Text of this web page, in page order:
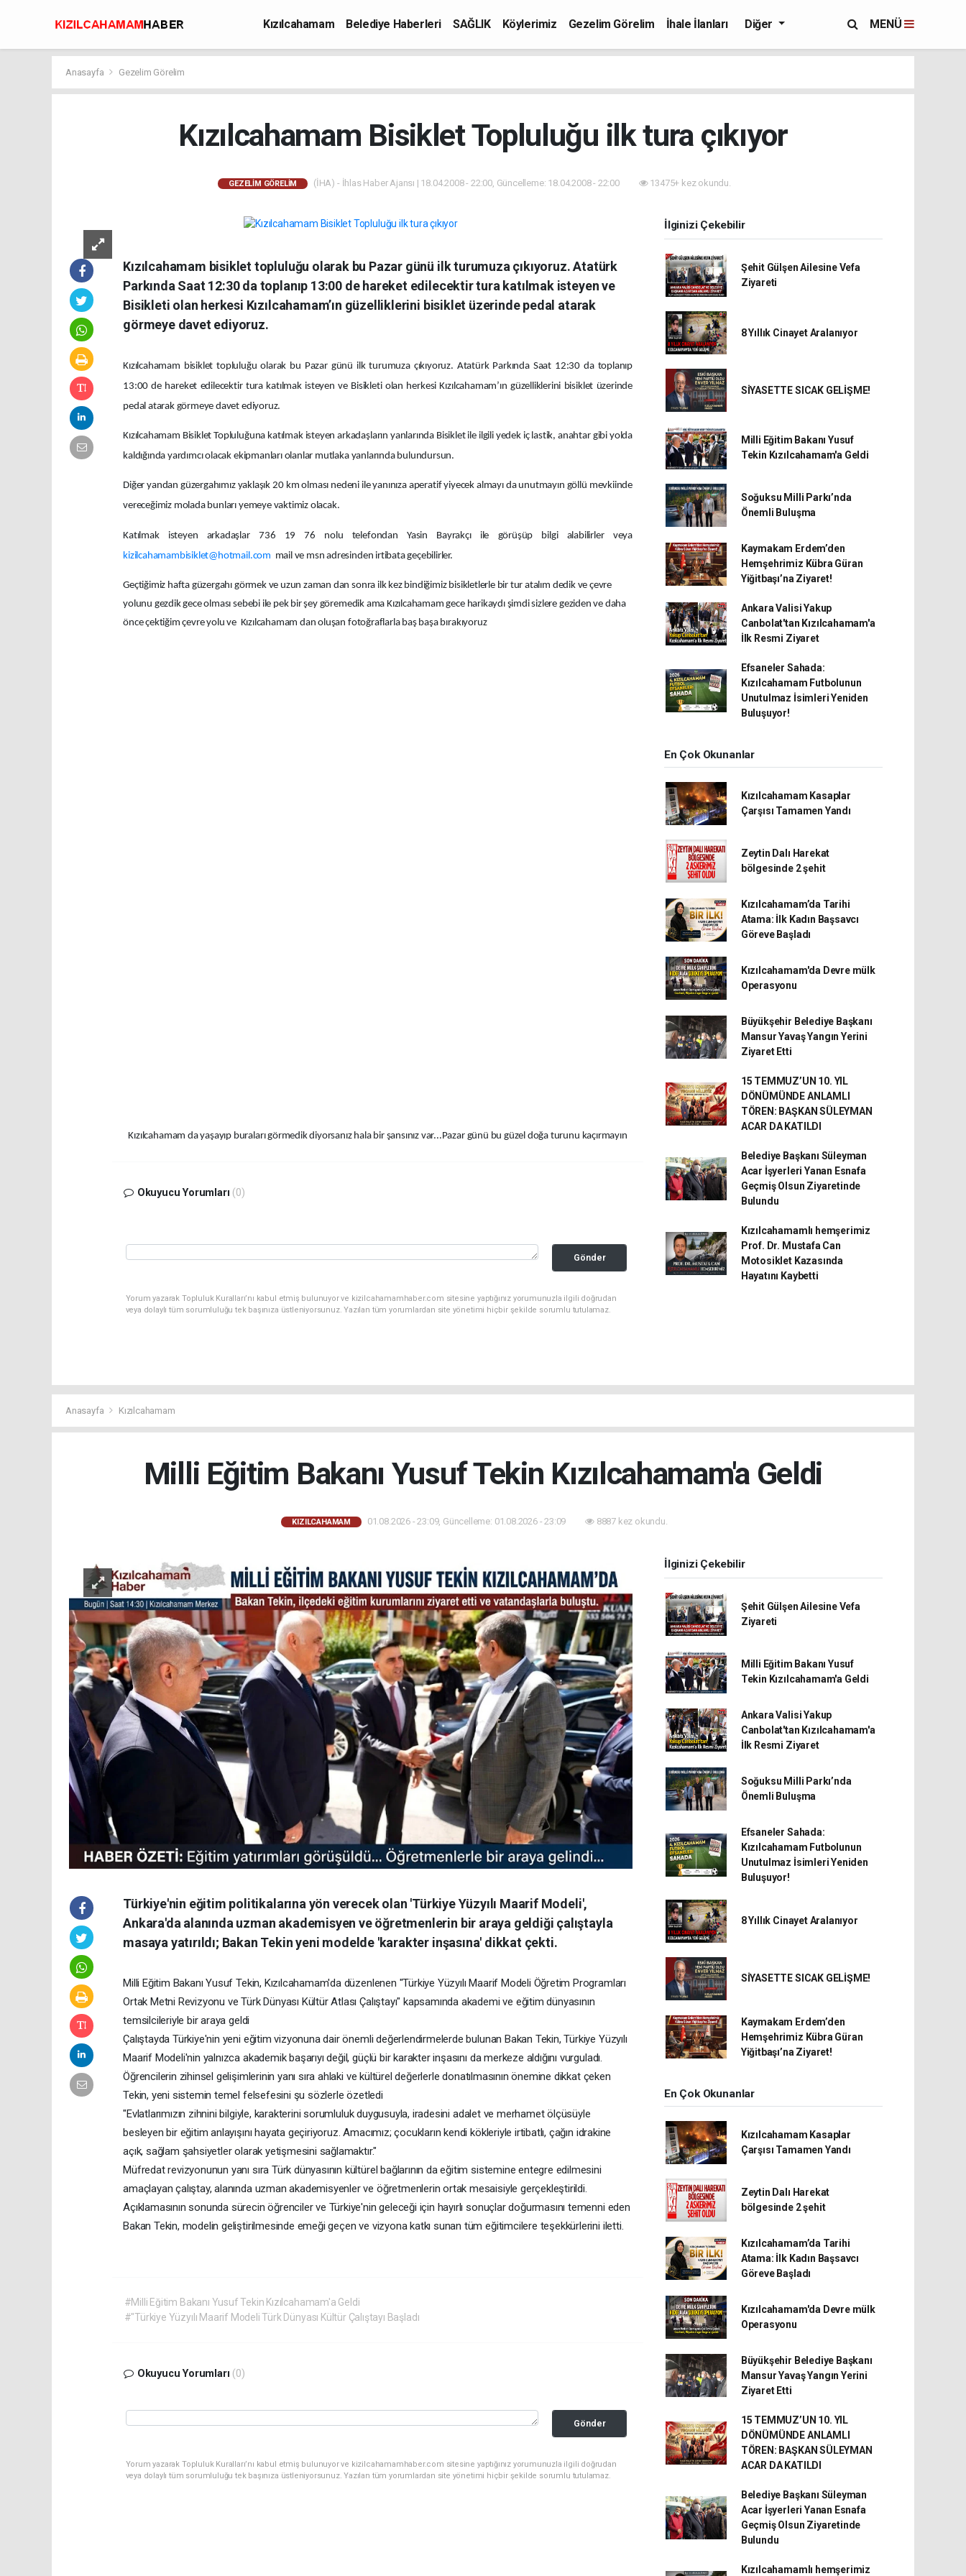
Kızılcahamam Belediye Haberleri SAĞLIK Köylerimiz Gezelim Görelim
İhale İlanları
Diğer MENÜ
Anasayfa Gezelim Görelim
Kızılcahamam Bisiklet Topluluğu ilk tura çıkıyor
GEZELIM GÖRELIM (İHA) - İhlas Haber Ajansı | 18.04.2008 - 22:00, Güncelleme: 18.04.2008 - 22:00 13475+ kez okundu.
Kızılcahamam bisiklet topluluğu olarak bu Pazar günü ilk turumuza çıkıyoruz. Atatürk
Parkında Saat 12:30 da toplanıp 13:00 de hareket edilecektir tura katılmak isteyen ve
Bisikleti olan herkesi Kızılcahamam’ın güzelliklerini bisiklet üzerinde pedal atarak
görmeye davet ediyoruz.
Kızılcahamam bisiklet topluluğu olarak bu Pazar günü ilk turumuza çıkıyoruz. Atatürk Parkında Saat 12:30 da toplanıp
13:00 de hareket edilecektir tura katılmak isteyen ve Bisikleti olan herkesi Kızılcahamam’ın güzelliklerini bisiklet üzerinde
pedal atarak görmeye davet ediyoruz.
Kızılcahamam Bisiklet Topluluğuna katılmak isteyen arkadaşların yanlarında Bisiklet ile ilgili yedek iç lastik, anahtar gibi yolda
kaldığında yardımcı olacak ekipmanları olanlar mutlaka yanlarında bulundursun.
Diğer yandan güzergahımız yaklaşık 20 km olması nedeni ile yanınıza aperatif yiyecek almayı da unutmayın göllü mevkiinde
vereceğimiz molada bunları yemeye vaktimiz olacak.
Katılmak isteyen arkadaşlar 736 19 76 nolu telefondan Yasin Bayrakçı ile görüşüp bilgi alabilirler veya
kizilcahamambisiklet@hotmail.com mail ve msn adresinden irtibata geçebilirler.
Geçtiğimiz hafta güzergahı görmek ve uzun zaman dan sonra ilk kez bindiğimiz bisikletlerle bir tur atalım dedik ve çevre
yolunu gezdik gece olması sebebi ile pek bir şey göremedik ama Kızılcahamam gece harikaydı şimdi sizlere geziden ve daha
önce çektiğim çevre yolu ve Kızılcahamam dan oluşan fotoğraflarla baş başa bırakıyoruz
Kızılcahamam da yaşayıp buraları görmedik diyorsanız hala bir şansınız var...Pazar günü bu güzel doğa turunu kaçırmayın
Okuyucu Yorumları (0)
Gönder
Yorum yazarak Topluluk Kuralları’nı kabul etmiş bulunuyor ve kizilcahamamhaber.com sitesine yaptığınız yorumunuzla ilgili doğrudan
veya dolaylı tüm sorumluluğu tek başınıza üstleniyorsunuz. Yazılan tüm yorumlardan site yönetimi hiçbir şekilde sorumlu tutulamaz.
İlginizi Çekebilir
Şehit Gülşen Ailesine Vefa
Ziyareti
8 Yıllık Cinayet Aralanıyor
SİYASETTE SICAK GELİŞME!
Milli Eğitim Bakanı Yusuf
Tekin Kızılcahamam'a Geldi
Soğuksu Milli Parkı’nda
Önemli Buluşma
Kaymakam Erdem’den
Hemşehrimiz Kübra Güran
Yiğitbaşı’na Ziyaret!
Ankara Valisi Yakup
Canbolat'tan Kızılcahamam'a
İlk Resmi Ziyaret
Efsaneler Sahada:
Kızılcahamam Futbolunun
Unutulmaz İsimleri Yeniden
Buluşuyor!
En Çok Okunanlar
Kızılcahamam Kasaplar
Çarşısı Tamamen Yandı
Zeytin Dalı Harekat
bölgesinde 2 şehit
Kızılcahamam’da Tarihi
Atama: İlk Kadın Başsavcı
Göreve Başladı
Kızılcahamam'da Devre mülk
Operasyonu
Büyükşehir Belediye Başkanı
Mansur Yavaş Yangın Yerini
Ziyaret Etti
15 TEMMUZ’UN 10. YIL
DÖNÜMÜNDE ANLAMLI
TÖREN: BAŞKAN SÜLEYMAN
ACAR DA KATILDI
Belediye Başkanı Süleyman
Acar İşyerleri Yanan Esnafa
Geçmiş Olsun Ziyaretinde
Bulundu
Kızılcahamamlı hemşerimiz
Prof. Dr. Mustafa Can
Motosiklet Kazasında
Hayatını Kaybetti
Anasayfa Kızılcahamam
Milli Eğitim Bakanı Yusuf Tekin Kızılcahamam'a Geldi
KIZILCAHAMAM 01.08.2026 - 23:09, Güncelleme: 01.08.2026 - 23:09 8887 kez okundu.
Türkiye'nin eğitim politikalarına yön verecek olan 'Türkiye Yüzyılı Maarif Modeli',
Ankara'da alanında uzman akademisyen ve öğretmenlerin bir araya geldiği çalıştayla
masaya yatırıldı; Bakan Tekin yeni modelde 'karakter inşasına' dikkat çekti.
Milli Eğitim Bakanı Yusuf Tekin, Kızılcahamam'da düzenlenen "Türkiye Yüzyılı Maarif Modeli Öğretim Programları
Ortak Metni Revizyonu ve Türk Dünyası Kültür Atlası Çalıştayı" kapsamında akademi ve eğitim dünyasının
temsilcileriyle bir araya geldi
Çalıştayda Türkiye'nin yeni eğitim vizyonuna dair önemli değerlendirmelerde bulunan Bakan Tekin, Türkiye Yüzyılı
Maarif Modeli'nin yalnızca akademik başarıyı değil, güçlü bir karakter inşasını da merkeze aldığını vurguladı.
Öğrencilerin zihinsel gelişimlerinin yanı sıra ahlaki ve kültürel değerlerle donatılmasının önemine dikkat çeken
Tekin, yeni sistemin temel felsefesini şu sözlerle özetledi
"Evlatlarımızın zihnini bilgiyle, karakterini sorumluluk duygusuyla, iradesini adalet ve merhamet ölçüsüyle
besleyen bir eğitim anlayışını hayata geçiriyoruz. Amacımız; çocukların kendi kökleriyle irtibatlı, çağın idrakine
açık, sağlam şahsiyetler olarak yetişmesini sağlamaktır."
Müfredat revizyonunun yanı sıra Türk dünyasının kültürel bağlarının da eğitim sistemine entegre edilmesini
amaçlayan çalıştay, alanında uzman akademisyenler ve öğretmenlerin ortak mesaisiyle gerçekleştirildi.
Açıklamasının sonunda sürecin öğrenciler ve Türkiye'nin geleceği için hayırlı sonuçlar doğurmasını temenni eden
Bakan Tekin, modelin geliştirilmesinde emeği geçen ve vizyona katkı sunan tüm eğitimcilere teşekkürlerini iletti.
#Milli Eğitim Bakanı Yusuf Tekin Kızılcahamam'a Geldi
#"Türkiye Yüzyılı Maarif Modeli Türk Dünyası Kültür Çalıştayı Başladı
Okuyucu Yorumları (0)
Gönder
Yorum yazarak Topluluk Kuralları’nı kabul etmiş bulunuyor ve kizilcahamamhaber.com sitesine yaptığınız yorumunuzla ilgili doğrudan
veya dolaylı tüm sorumluluğu tek başınıza üstleniyorsunuz. Yazılan tüm yorumlardan site yönetimi hiçbir şekilde sorumlu tutulamaz.
İlginizi Çekebilir
Şehit Gülşen Ailesine Vefa
Ziyareti
Milli Eğitim Bakanı Yusuf
Tekin Kızılcahamam'a Geldi
Ankara Valisi Yakup
Canbolat'tan Kızılcahamam'a
İlk Resmi Ziyaret
Soğuksu Milli Parkı’nda
Önemli Buluşma
Efsaneler Sahada:
Kızılcahamam Futbolunun
Unutulmaz İsimleri Yeniden
Buluşuyor!
8 Yıllık Cinayet Aralanıyor
SİYASETTE SICAK GELİŞME!
Kaymakam Erdem’den
Hemşehrimiz Kübra Güran
Yiğitbaşı’na Ziyaret!
En Çok Okunanlar
Kızılcahamam Kasaplar
Çarşısı Tamamen Yandı
Zeytin Dalı Harekat
bölgesinde 2 şehit
Kızılcahamam’da Tarihi
Atama: İlk Kadın Başsavcı
Göreve Başladı
Kızılcahamam'da Devre mülk
Operasyonu
Büyükşehir Belediye Başkanı
Mansur Yavaş Yangın Yerini
Ziyaret Etti
15 TEMMUZ’UN 10. YIL
DÖNÜMÜNDE ANLAMLI
TÖREN: BAŞKAN SÜLEYMAN
ACAR DA KATILDI
Belediye Başkanı Süleyman
Acar İşyerleri Yanan Esnafa
Geçmiş Olsun Ziyaretinde
Bulundu
Kızılcahamamlı hemşerimiz